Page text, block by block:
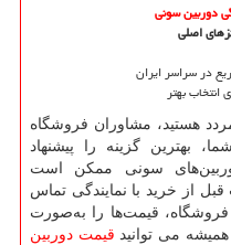
دوربین سونی
اصلی
در سراسر ایران
بهتر
هستید، مشاوران فروشگاه
بهترین گزینه را پیشنهاد
سونی ممکن است
از خرید با نمایندگی تماس
قیمت‌ها را به‌صورت
همیشه می توانید قیمت دوربین